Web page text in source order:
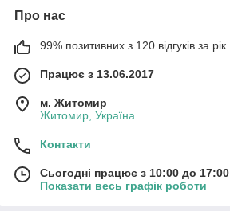
Про нас
99% позитивних з 120 відгуків за рік
Працює з 13.06.2017
м. Житомир
Житомир, Україна
Контакти
Сьогодні працює з 10:00 до 17:00
Показати весь графік роботи